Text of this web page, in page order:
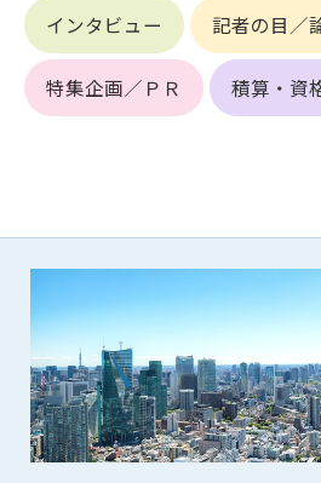
インタビュー 記者の目／
特集企画／ＰＲ 積算・資
ん。
3. 会員は、IDおよびパスワードの管理
第三者（他の会員を含む）の使用
を負うものとし、管理者は一切責任
(1) 第三者または管理者の著作権、そ
(2) 第三者または管理者の財産、プラ
為
(3) 第三者または管理者を誹謗中傷す
(4) 有害なコンピュータプログラム等
(5) 第三者に不利益を与える行為
(6) 管理者が承認していない営利を目
(7) 公序良俗に反する行為